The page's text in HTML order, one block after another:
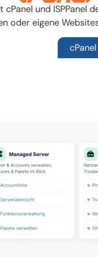
cPanel und ISPPanel
oder eigene